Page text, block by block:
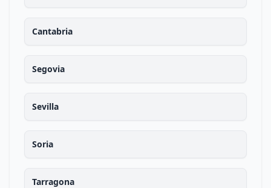
Cantabria
Segovia
Sevilla
Soria
Tarragona